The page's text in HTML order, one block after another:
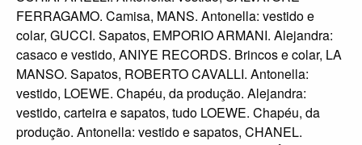
FERRAGAMO. Camisa, MANS. Antonella: vestido e
colar, GUCCI. Sapatos, EMPORIO ARMANI. Alejandra:
casaco e vestido, ANIYE RECORDS. Brincos e colar, LA
MANSO. Sapatos, ROBERTO CAVALLI. Antonella:
vestido, LOEWE. Chapéu, da produção. Alejandra:
vestido, carteira e sapatos, tudo LOEWE. Chapéu, da
produção. Antonella: vestido e sapatos, CHANEL.